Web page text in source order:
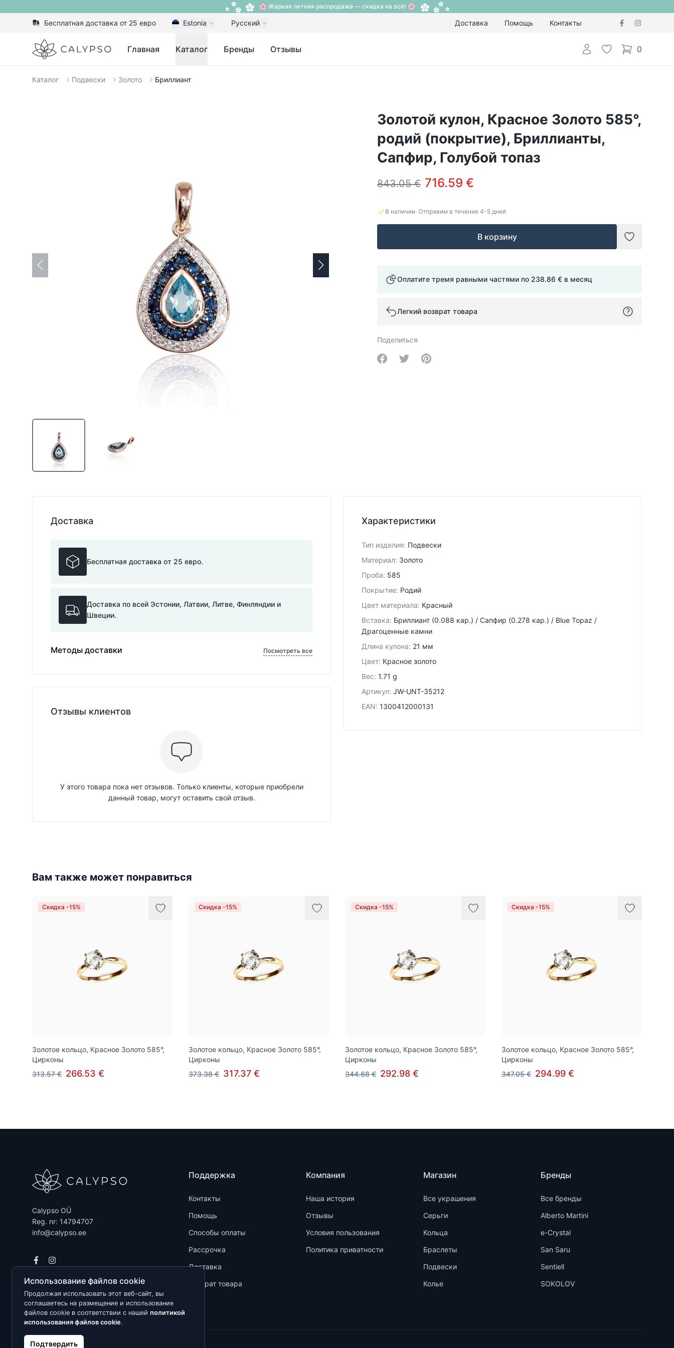
🌸 Жаркая летняя распродажа — скидка на всё! 🌸
Бесплатная доставка от 25 евро Estonia Русский Доставка Помощь Контакты
Calypso Главная Каталог Бренды Отзывы Авторизоваться
Избранное
0
items in cart,
Каталог Подвески Золото Бриллиант
Золотой кулон, Красное Золото 585°,
родий (покрытие), Бриллианты,
Сапфир, Голубой топаз
843.05 € 716.59 €
В наличии·Отправим в течение 4-5 дней
В корзину
Добавить
Оплатите тремя равными частями по 238.86 € в месяц
Легкий возврат товара
Поделиться
Share on Facebook
Share on Twitter
Share on Pinterest
Характеристики
Тип изделия: Подвески
Материал: Золото
Проба: 585
Покрытие: Родий
Цвет материала: Красный
Вставка: Бриллиант (0.088 кар.) / Сапфир (0.278 кар.) / Blue Topaz /
Драгоценные камни
Длина кулона: 21 мм
Цвет: Красное золото
Вес: 1.71 g
Артикул: JW-UNT-35212
EAN: 1300412000131
Доставка
Бесплатная доставка от 25 евро.
Доставка по всей Эстонии, Латвии, Литве, Финляндии и
Швеции.
Методы доставки Посмотреть все
Отзывы клиентов
У этого товара пока нет отзывов. Только клиенты, которые приобрели
данный товар, могут оставить свой отзыв.
Вам также может понравиться
Скидка -15%
Золотое кольцо, Красное Золото 585°,
Цирконы
313.57 € 266.53 €
Скидка -15%
Золотое кольцо, Красное Золото 585°,
Цирконы
373.38 € 317.37 €
Скидка -15%
Золотое кольцо, Красное Золото 585°,
Цирконы
344.68 € 292.98 €
Скидка -15%
Золотое кольцо, Красное Золото 585°,
Цирконы
347.05 € 294.99 €
Calypso OÜ
Reg. nr: 14794707
info@calypso.ee
Поддержка
Контакты
Помощь
Способы оплаты
Рассрочка
Доставка
Возврат товара
Компания
Наша история
Отзывы
Условия пользования
Политика приватности
Магазин
Все украшения
Серьги
Кольца
Браслеты
Подвески
Колье
Бренды
Все бренды
Alberto Martini
e-Crystal
San Saru
Sentiell
SOKOLOV
Использование файлов cookie
Продолжая использовать этот веб-сайт, вы
соглашаетесь на размещение и использование
файлов cookie в соответствии с нашей политикой
использования файлов cookie.
Подтвердить